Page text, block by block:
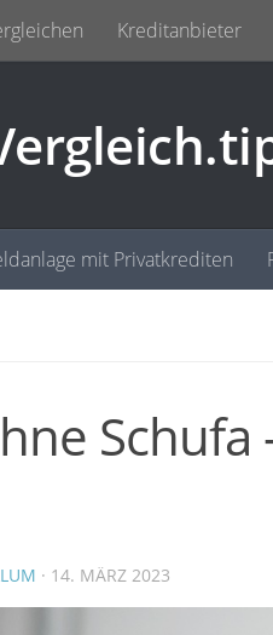
Kreditanbieter
mit Privatkrediten
· 14. MÄRZ 2023